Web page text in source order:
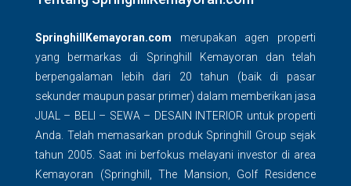
SpringhillKemayoran.com merupakan agen properti
yang bermarkas di Springhill Kemayoran dan telah
berpengalaman lebih dari 20 tahun (baik di pasar
sekunder maupun pasar primer) dalam memberikan jasa
JUAL – BELI – SEWA – DESAIN INTERIOR untuk properti
Anda. Telah memasarkan produk Springhill Group sejak
tahun 2005. Saat ini berfokus melayani investor di area
Kemayoran (Springhill, The Mansion, Golf Residence